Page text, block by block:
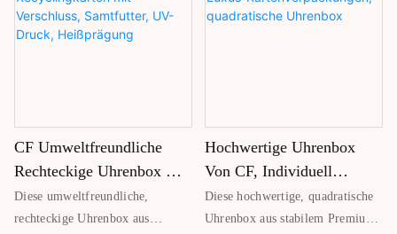
CF Umweltfreundliche
Rechteckige Uhrenbox Aus
Recyclingkarton Mit
Verschluss, Samtfutter,
Diese umweltfreundliche,
rechteckige Uhrenbox aus
Hochwertige Uhrenbox
Von CF, Individuell
Gestaltete Luxus-
Kartonverpackungen,
Diese hochwertige, quadratische
Uhrenbox aus stabilem Premium-